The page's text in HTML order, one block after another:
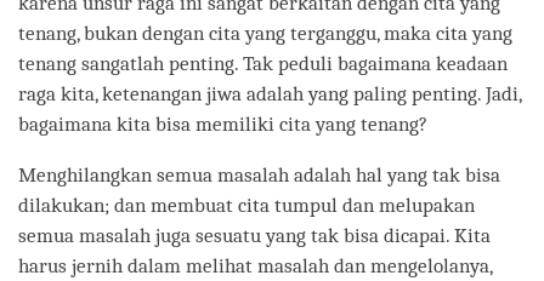
tenang, bukan dengan cita yang terganggu, maka cita yang
tenang sangatlah penting. Tak peduli bagaimana keadaan
raga kita, ketenangan jiwa adalah yang paling penting. Jadi,
bagaimana kita bisa memiliki cita yang tenang?
Menghilangkan semua masalah adalah hal yang tak bisa
dilakukan; dan membuat cita tumpul dan melupakan
semua masalah juga sesuatu yang tak bisa dicapai. Kita
harus jernih dalam melihat masalah dan mengelolanya,